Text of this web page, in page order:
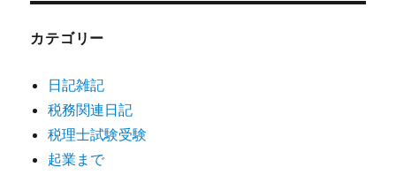
カテゴリー
日記雑記
税務関連日記
税理士試験受験
起業まで